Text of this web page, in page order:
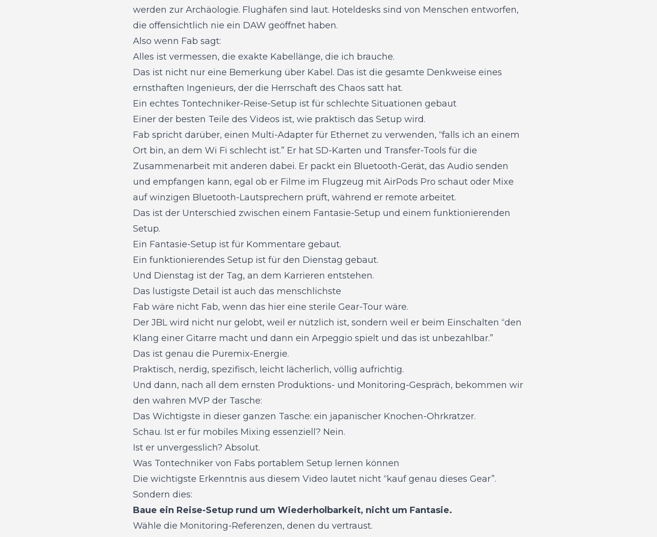
werden zur Archäologie. Flughäfen sind laut. Hoteldesks sind von Menschen entworfen,
die offensichtlich nie ein DAW geöffnet haben.
Also wenn Fab sagt:
Alles ist vermessen, die exakte Kabellänge, die ich brauche.
Das ist nicht nur eine Bemerkung über Kabel. Das ist die gesamte Denkweise eines
ernsthaften Ingenieurs, der die Herrschaft des Chaos satt hat.
Ein echtes Tontechniker-Reise-Setup ist für schlechte Situationen gebaut
Einer der besten Teile des Videos ist, wie praktisch das Setup wird.
Fab spricht darüber, einen Multi-Adapter für Ethernet zu verwenden, “falls ich an einem
Ort bin, an dem Wi Fi schlecht ist.” Er hat SD-Karten und Transfer-Tools für die
Zusammenarbeit mit anderen dabei. Er packt ein Bluetooth-Gerät, das Audio senden
und empfangen kann, egal ob er Filme im Flugzeug mit AirPods Pro schaut oder Mixe
auf winzigen Bluetooth-Lautsprechern prüft, während er remote arbeitet.
Das ist der Unterschied zwischen einem Fantasie-Setup und einem funktionierenden
Setup.
Ein Fantasie-Setup ist für Kommentare gebaut.
Ein funktionierendes Setup ist für den Dienstag gebaut.
Und Dienstag ist der Tag, an dem Karrieren entstehen.
Das lustigste Detail ist auch das menschlichste
Fab wäre nicht Fab, wenn das hier eine sterile Gear-Tour wäre.
Der JBL wird nicht nur gelobt, weil er nützlich ist, sondern weil er beim Einschalten “den
Klang einer Gitarre macht und dann ein Arpeggio spielt und das ist unbezahlbar.”
Das ist genau die Puremix-Energie.
Praktisch, nerdig, spezifisch, leicht lächerlich, völlig aufrichtig.
Und dann, nach all dem ernsten Produktions- und Monitoring-Gespräch, bekommen wir
den wahren MVP der Tasche:
Das Wichtigste in dieser ganzen Tasche: ein japanischer Knochen-Ohrkratzer.
Schau. Ist er für mobiles Mixing essenziell? Nein.
Ist er unvergesslich? Absolut.
Was Tontechniker von Fabs portablem Setup lernen können
Die wichtigste Erkenntnis aus diesem Video lautet nicht “kauf genau dieses Gear”.
Sondern dies:
Baue ein Reise-Setup rund um Wiederholbarkeit, nicht um Fantasie.
Wähle die Monitoring-Referenzen, denen du vertraust.